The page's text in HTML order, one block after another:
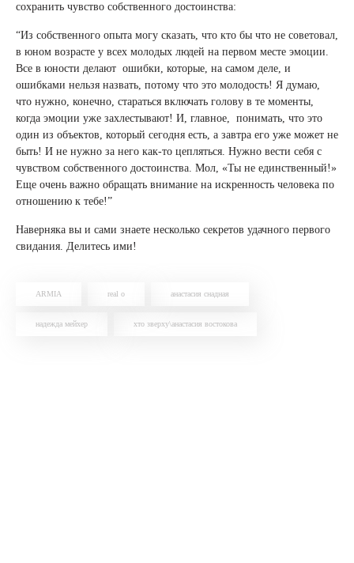
сохранить чувство собственного достоинства:
“Из собственного опыта могу сказать, что кто бы что не советовал,
в юном возрасте у всех молодых людей на первом месте эмоции.
Все в юности делают ошибки, которые, на самом деле, и
ошибками нельзя назвать, потому что это молодость! Я думаю,
что нужно, конечно, стараться включать голову в те моменты,
когда эмоции уже захлестывают! И, главное, понимать, что это
один из объектов, который сегодня есть, а завтра его уже может не
быть! И не нужно за него как-то цепляться. Нужно вести себя с
чувством собственного достоинства. Мол, «Ты не единственный!»
Еще очень важно обращать внимание на искренность человека по
отношению к тебе!”
Наверняка вы и сами знаете несколько секретов удачного первого
свидания. Делитесь ими!
ARMIA real o анастасия снадная
надежда мейхер хто зверху\анастасия востокова